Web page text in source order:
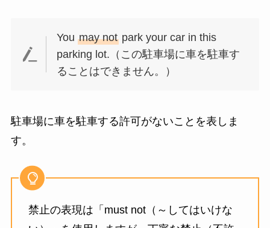
Youmay not park your car in this
parking lot.（この駐車場に車を駐車す
ることはできません。）
駐車場に車を駐車する許可がないことを表しま
す。
禁止の表現は「must not（～してはいけな